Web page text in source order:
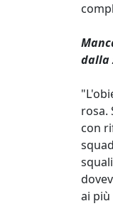
dalla
rosa.
con
ai